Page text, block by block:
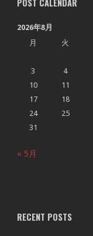
POST CALENDAR
2026年8月
月
火
3
4
10
11
17
18
24
25
31
« 5月
RECENT POSTS